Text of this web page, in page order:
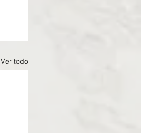
Ver todo